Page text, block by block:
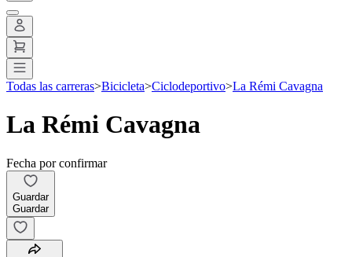
Todas las carreras>Bicicleta>Ciclodeportivo>La Rémi Cavagna
La Rémi Cavagna
Fecha por confirmar
Guardar
Guardar